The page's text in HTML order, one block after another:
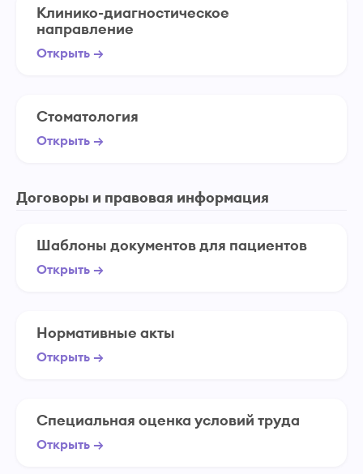
Клинико-диагностическое
направление
Открыть →
Стоматология
Открыть →
Договоры и правовая информация
Шаблоны документов для пациентов
Открыть →
Нормативные акты
Открыть →
Специальная оценка условий труда
Открыть →